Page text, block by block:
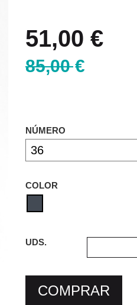
51,00 €
85,00 €
NÚMERO
COLOR
UDS.
COMPRAR